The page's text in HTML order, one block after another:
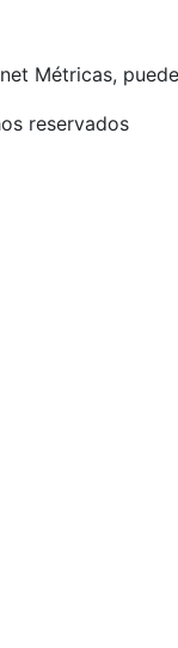
Métricas,
reservados